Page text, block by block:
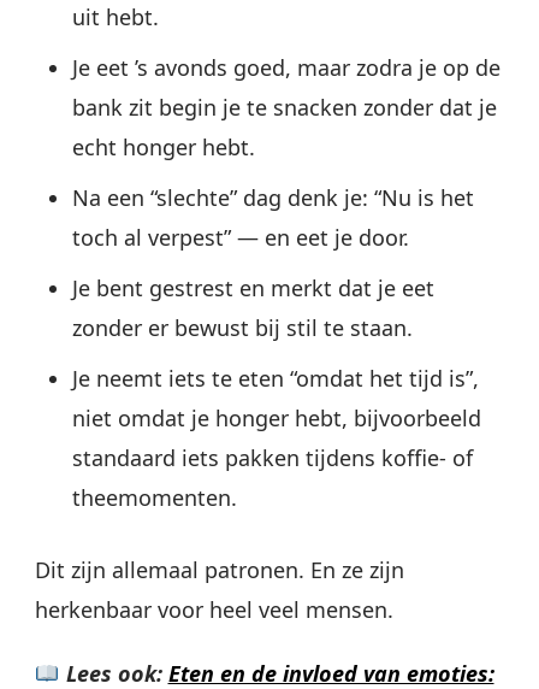
uit hebt.
Je eet ’s avonds goed, maar zodra je op de
bank zit begin je te snacken zonder dat je
echt honger hebt.
Na een “slechte” dag denk je: “Nu is het
toch al verpest” — en eet je door.
Je bent gestrest en merkt dat je eet
zonder er bewust bij stil te staan.
Je neemt iets te eten “omdat het tijd is”,
niet omdat je honger hebt, bijvoorbeeld
standaard iets pakken tijdens koffie- of
theemomenten.
Dit zijn allemaal patronen. En ze zijn
herkenbaar voor heel veel mensen.
Lees ook: Eten en de invloed van emoties: